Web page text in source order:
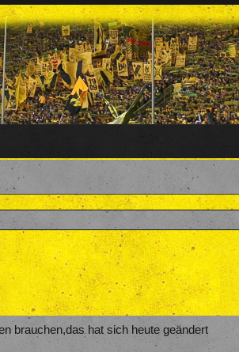
brauchen,das hat sich heute geändert